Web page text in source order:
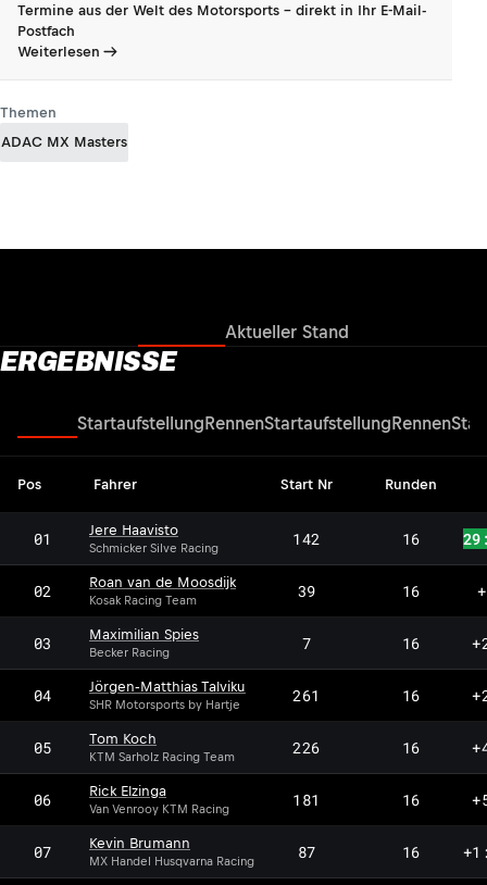
Termine aus der Welt des Motorsports - direkt in Ihr E-Mail-
Postfach
Weiterlesen
Themen
ADAC MX Masters
Aktueller Stand
ERGEBNISSE
StartaufstellungRennenStartaufstellungRennen
Pos Fahrer Start Nr Runden
01 Jere Haavisto
Schmicker Silve Racing 142 16
02 Roan van de Moosdijk
Kosak Racing Team 39 16
03 Maximilian Spies
Becker Racing 7 16
04 Jörgen‐Matthias Talviku
SHR Motorsports by Hartje 261 16
05 Tom Koch
KTM Sarholz Racing Team 226 16
06 Rick Elzinga
Van Venrooy KTM Racing 181 16
07 Kevin Brumann
MX Handel Husqvarna Racing 87 16